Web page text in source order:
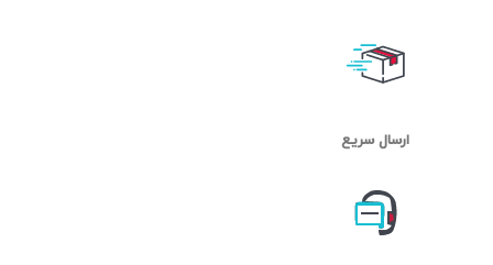
ارسال سریع